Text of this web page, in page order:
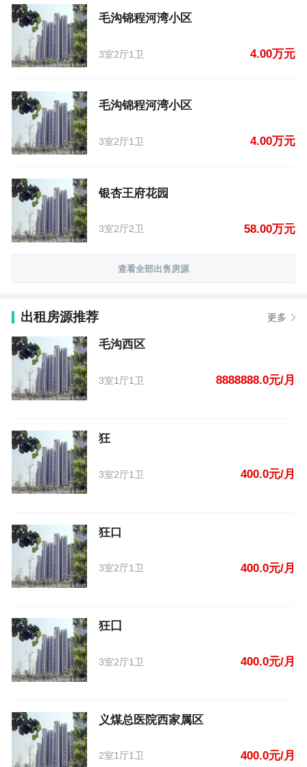
毛沟锦程河湾小区
3室2厅1卫 4.00万元
毛沟锦程河湾小区
3室2厅1卫 4.00万元
银杏王府花园
3室2厅2卫 58.00万元
查看全部出售房源
出租房源推荐 更多
毛沟西区
3室1厅1卫 8888888.0元/月
狂
3室2厅1卫 400.0元/月
狂口
3室2厅1卫 400.0元/月
狂囗
3室2厅1卫 400.0元/月
义煤总医院西家属区
2室1厅1卫 400.0元/月